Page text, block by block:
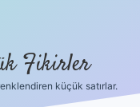
Fikirler
küçük satırlar.